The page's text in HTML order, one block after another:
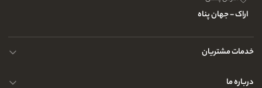
اراک - جهان پناه
خدمات مشتریان
حریم خصوصی کاربران
درباره ما